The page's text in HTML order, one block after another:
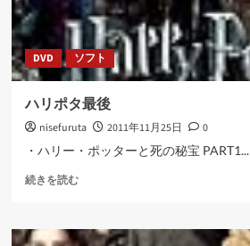
に
読
DVD ソフト
ハリポタ最後
nisefuruta 2011年11月25日
0
・ハリー・ポッターと死の秘宝 PART1...
続きを読むハ
タ